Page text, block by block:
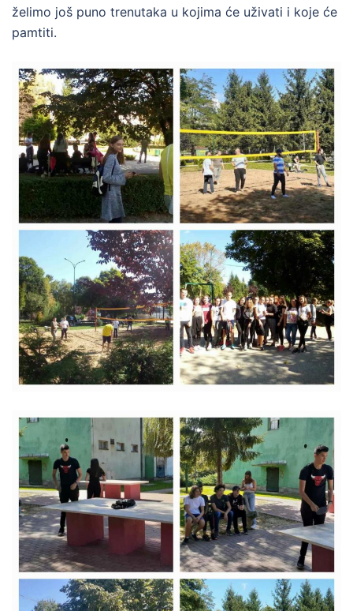
želimo još puno trenutaka u kojima će uživati i koje će
pamtiti.